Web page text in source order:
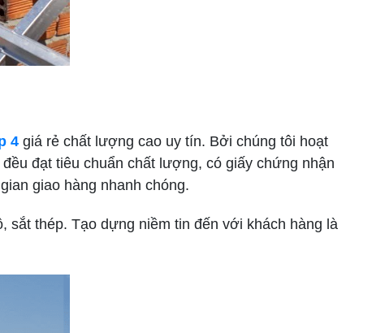
4 giá rẻ chất lượng cao uy tín. Bởi chúng tôi hoạt
đạt tiêu chuẩn chất lượng, có giấy chứng nhận
giao hàng nhanh chóng.
thép. Tạo dựng niềm tin đến với khách hàng là